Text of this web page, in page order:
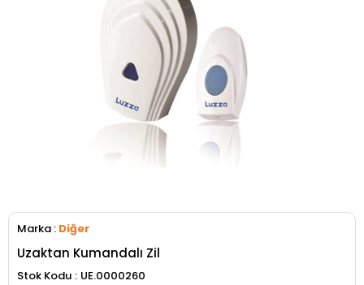
Marka : Diğer
Uzaktan Kumandalı Zil
Stok Kodu
UE.0000260